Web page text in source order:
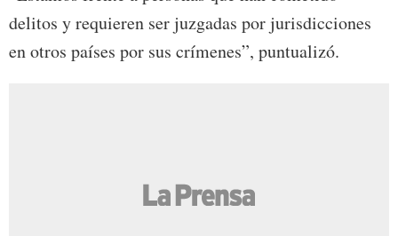
delitos y requieren ser juzgadas por jurisdicciones
en otros países por sus crímenes”, puntualizó.